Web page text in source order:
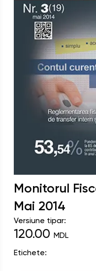
Monitorul
Mai 2014
Versiune tipar:
120.00 MDL
Etichete: